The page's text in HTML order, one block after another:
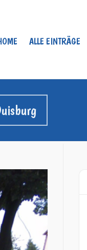
ALLE EINTRÄGE